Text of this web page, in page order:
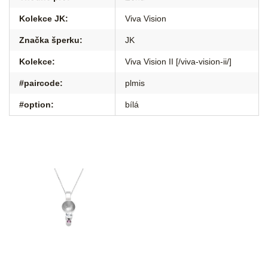
Kolekce JK: Viva Vision
Značka šperku: JK
Kolekce: Viva Vision II [/viva-vision-ii/]
#paircode: plmis
#option: bílá